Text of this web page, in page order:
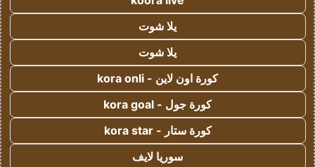
يلا شوت
يلا شوت
كورة اون لاين - kora onli
كورة جول - kora goal
كورة ستار - kora star
سوريا لايف